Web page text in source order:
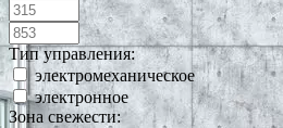
Тип управления:
электромеханическое
электронное
Зона свежести: